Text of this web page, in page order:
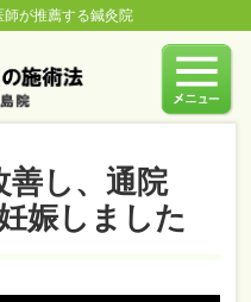
が推薦する鍼灸院
善し、通院
娠しました